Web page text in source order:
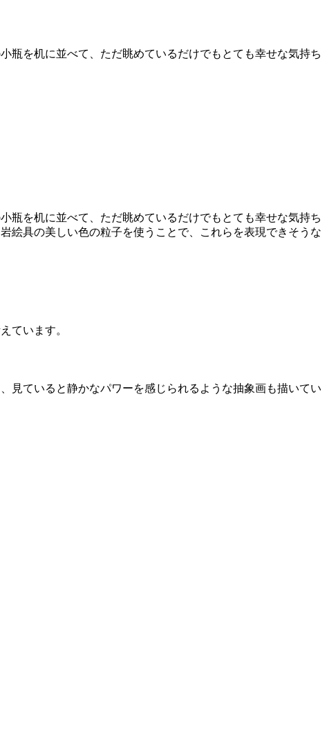
瓶を机に並べて、ただ眺めているだけでもとても幸せな気持ち
瓶を机に並べて、ただ眺めているだけでもとても幸せな気持ち
絵具の美しい色の粒子を使うことで、これらを表現できそうな
ています。
見ていると静かなパワーを感じられるような抽象画も描いてい